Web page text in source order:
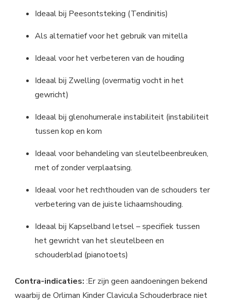
Ideaal bij Peesontsteking (Tendinitis)
Als alternatief voor het gebruik van mitella
Ideaal voor het verbeteren van de houding
Ideaal bij Zwelling (overmatig vocht in het
gewricht)
Ideaal bij glenohumerale instabiliteit (instabiliteit
tussen kop en kom
Ideaal voor behandeling van sleutelbeenbreuken,
met of zonder verplaatsing.
Ideaal voor het rechthouden van de schouders ter
verbetering van de juiste lichaamshouding.
Ideaal bij Kapselband letsel – specifiek tussen
het gewricht van het sleutelbeen en
schouderblad (pianotoets)
Contra-indicaties: :Er zijn geen aandoeningen bekend
waarbij de Orliman Kinder Clavicula Schouderbrace niet